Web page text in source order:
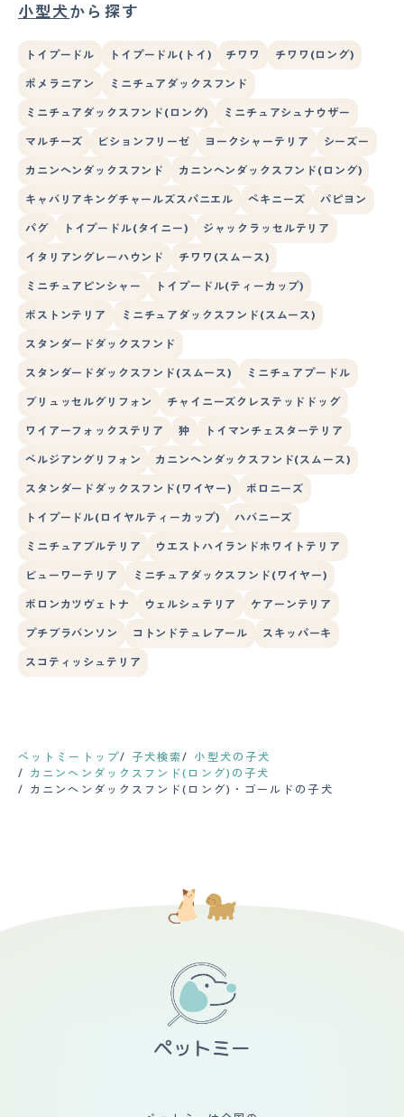
小型犬から探す
トイプードル トイプードル(トイ) チワワ チワワ(ロング)
ポメラニアン ミニチュアダックスフンド
ミニチュアダックスフンド(ロング) ミニチュアシュナウザー
マルチーズ ビションフリーゼ ヨークシャーテリア シーズー
カニンヘンダックスフンド カニンヘンダックスフンド(ロング)
キャバリアキングチャールズスパニエル ペキニーズ パピヨン
パグ トイプードル(タイニー) ジャックラッセルテリア
イタリアングレーハウンド チワワ(スムース)
ミニチュアピンシャー トイプードル(ティーカップ)
ボストンテリア ミニチュアダックスフンド(スムース)
スタンダードダックスフンド
スタンダードダックスフンド(スムース) ミニチュアプードル
ブリュッセルグリフォン チャイニーズクレステッドドッグ
ワイアーフォックステリア 狆 トイマンチェスターテリア
ベルジアングリフォン カニンヘンダックスフンド(スムース)
スタンダードダックスフンド(ワイヤー) ボロニーズ
トイプードル(ロイヤルティーカップ) ハバニーズ
ミニチュアブルテリア ウエストハイランドホワイトテリア
ビューワーテリア ミニチュアダックスフンド(ワイヤー)
ボロンカツヴェトナ ウェルシュテリア ケアーンテリア
プチブラバンソン コトンドテュレアール スキッパーキ
スコティッシュテリア
ペットミートップ 子犬検索
小型犬の子犬
カニンヘンダックスフンド(ロング)の子犬
カニンヘンダックスフンド(ロング)・ゴールドの子犬